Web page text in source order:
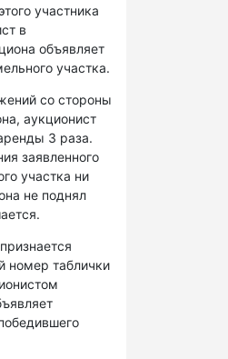
участника
в
объявляет
участка.
со стороны
аукционист
3 раза.
заявленного
участка ни
не поднял
номер таблички